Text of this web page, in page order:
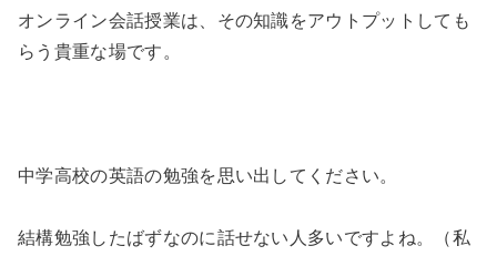
オンライン会話授業は、その知識をアウトプットしても
らう貴重な場です。
中学高校の英語の勉強を思い出してください。
結構勉強したばずなのに話せない人多いですよね。（私